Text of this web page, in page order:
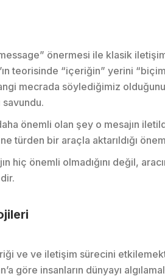
önermesi ile klasik
teorisinde “içeriğin” yerini
mecrada söylediğimiz
savundu.
önemli olan şey o mesajın
türden bir araçla aktarıldığı
hiç önemli olmadığını değil,
ve ve iletişim sürecini
göre insanların dünyayı